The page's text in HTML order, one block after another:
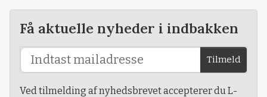
Få aktuelle nyheder i indbakken
Tilmeld
Ved tilmelding af nyhedsbrevet accepterer du L-